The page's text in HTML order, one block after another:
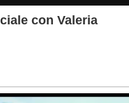
con Valeria